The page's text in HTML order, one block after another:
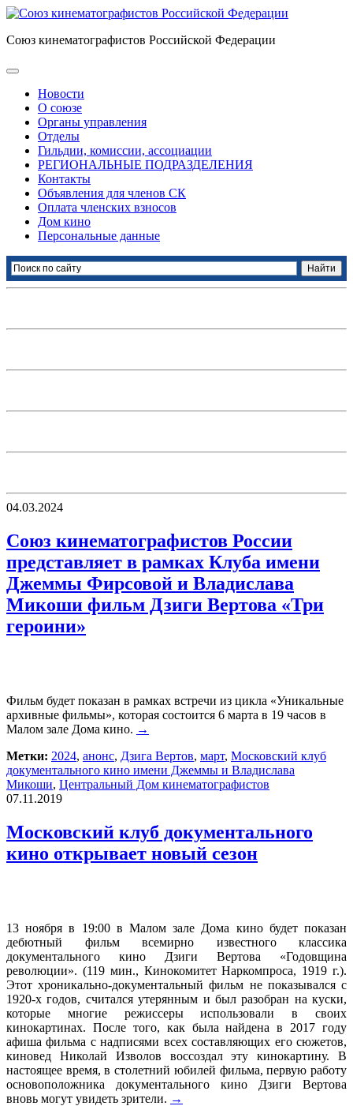
Союз кинематографистов Российской Федерации
Новости
О союзе
Органы управления
Отделы
Гильдии, комиссии, ассоциации
РЕГИОНАЛЬНЫЕ ПОДРАЗДЕЛЕНИЯ
Контакты
Объявления для членов СК
Оплата членских взносов
Дом кино
Персональные данные
04.03.2024
Союз кинематографистов России
представляет в рамках Клуба имени
Джеммы Фирсовой и Владислава
Микоши фильм Дзиги Вертова «Три
героини»
Фильм будет показан в рамках встречи из цикла «Уникальные
архивные фильмы», которая состоится 6 марта в 19 часов в
Малом зале Дома кино. →
Метки: 2024, анонс, Дзига Вертов, март, Московский клуб
документального кино имени Джеммы и Владислава
Микоши, Центральный Дом кинематографистов
07.11.2019
Московский клуб документального
кино открывает новый сезон
13 ноября в 19:00 в Малом зале Дома кино будет показан
дебютный фильм всемирно известного классика
документального кино Дзиги Вертова «Годовщина
революции». (119 мин., Кинокомитет Наркомпроса, 1919 г.).
Этот хроникально-документальный фильм не показывался с
1920-х годов, считался утерянным и был разобран на куски,
которые многие режиссеры использовали в своих
кинокартинах. После того, как была найдена в 2017 году
афиша фильма с надписями всех составляющих его сюжетов,
киновед Николай Изволов воссоздал эту кинокартину. В
настоящее время, в столетний юбилей фильма, первую работу
основоположника документального кино Дзиги Вертова
вновь могут увидеть зрители. →